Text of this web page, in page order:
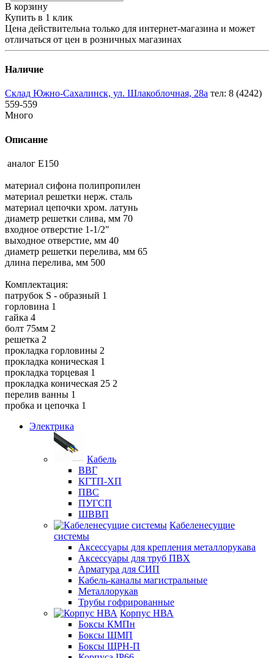
В корзину
Купить в 1 клик
Цена действительна только для интернет-магазина и может
отличаться от цен в розничных магазинах
Наличие
Склад Южно-Сахалинск, ул. Шлакоблочная, 28а тел: 8 (4242)
559-559
Много
Описание
аналог Е150
материал сифона полипропилен
материал решетки нерж. сталь
материал цепочки хром. латунь
диаметр решетки слива, мм 70
входное отверстие 1-1/2"
выходное отверстие, мм 40
диаметр решетки перелива, мм 65
длина перелива, мм 500
Комплектация:
патрубок S - образный 1
горловина 1
гайка 4
болт 75мм 2
решетка 2
прокладка горловины 2
прокладка коническая 1
прокладка торцевая 1
прокладка коническая 25 2
перелив ванны 1
пробка и цепочка 1
Электрика
Кабель
ВВГ
КГТП-ХП
ПВС
ПУГСП
ШВВП
Кабеленесущие
системы
Аксессуары для крепления металлорукава
Аксессуары для труб ПВХ
Арматура для СИП
Кабель-каналы магистральные
Металлорукав
Трубы гофрированные
Корпус НВА
Боксы КМПн
Боксы ЩМП
Боксы ЩРН-П